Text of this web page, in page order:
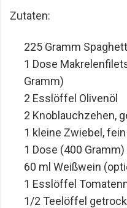
Zutaten:
225 Gramm
1 Dose
Gramm)
2 Esslöffel Olivenöl
2 Knoblauchzehen,
1 kleine Zwiebel,
1 Dose (400
60 ml Weißwein
1 Esslöffel
1/2 Teelöffel